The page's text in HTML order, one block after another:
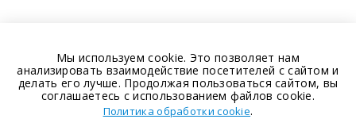
Мы используем cookie. Это позволяет нам
анализировать взаимодействие посетителей с сайтом и
делать его лучше. Продолжая пользоваться сайтом, вы
соглашаетесь с использованием файлов cookie.
Политика обработки cookie.